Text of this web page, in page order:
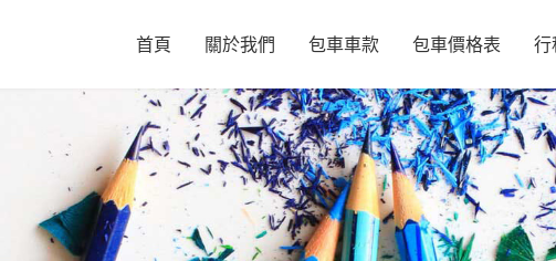
首頁 關於我們 包車車款 包車價格表 行